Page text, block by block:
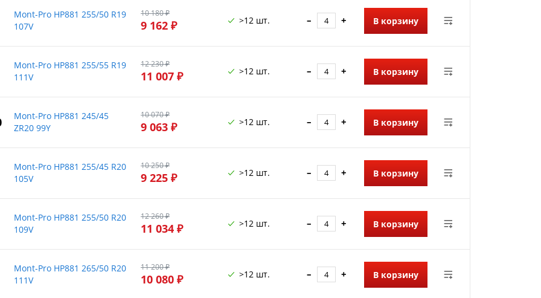
Mont-Pro HP881 255/50 R19
107V
10 180 ₽
9 162 ₽ >12 шт. – + В корзину
Mont-Pro HP881 255/55 R19
111V
12 230 ₽
11 007 ₽ >12 шт. – + В корзину
Mont-Pro HP881 245/45
ZR20 99Y
10 070 ₽
9 063 ₽ >12 шт. – + В корзину
Mont-Pro HP881 255/45 R20
105V
10 250 ₽
9 225 ₽ >12 шт. – + В корзину
Mont-Pro HP881 255/50 R20
109V
12 260 ₽
11 034 ₽ >12 шт. – + В корзину
Mont-Pro HP881 265/50 R20
111V
11 200 ₽
10 080 ₽ >12 шт. – + В корзину